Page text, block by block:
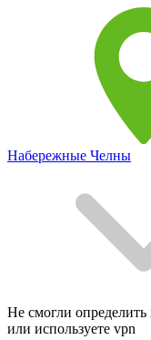
Набережные Челны
Не смогли
или используете vpn